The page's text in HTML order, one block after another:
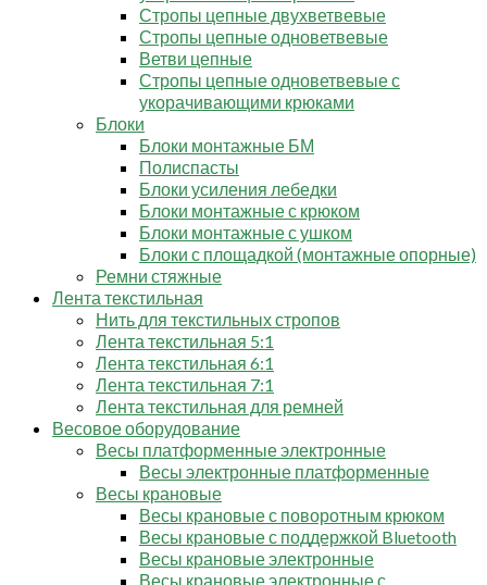
Стропы цепные двухветвевые
Стропы цепные одноветвевые
Ветви цепные
Стропы цепные одноветвевые с
укорачивающими крюками
Блоки
Блоки монтажные БМ
Полиспасты
Блоки усиления лебедки
Блоки монтажные с крюком
Блоки монтажные с ушком
Блоки с площадкой (монтажные опорные)
Ремни стяжные
Лента текстильная
Нить для текстильных стропов
Лента текстильная 5:1
Лента текстильная 6:1
Лента текстильная 7:1
Лента текстильная для ремней
Весовое оборудование
Весы платформенные электронные
Весы электронные платформенные
Весы крановые
Весы крановые с поворотным крюком
Весы крановые с поддержкой Bluetooth
Весы крановые электронные
Весы крановые электронные с